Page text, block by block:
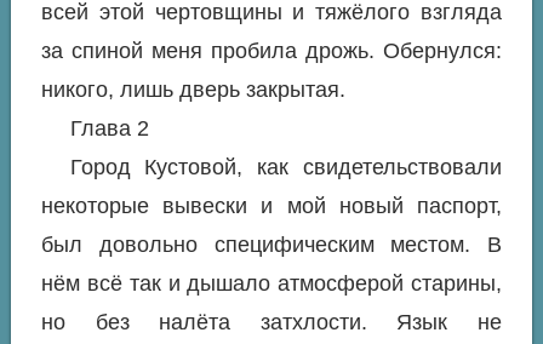
всей этой чертовщины и тяжёлого взгляда
за спиной меня пробила дрожь. Обернулся:
никого, лишь дверь закрытая.
Глава 2
Город Кустовой, как свидетельствовали
некоторые вывески и мой новый паспорт,
был довольно специфическим местом. В
нём всё так и дышало атмосферой старины,
но без налёта затхлости. Язык не